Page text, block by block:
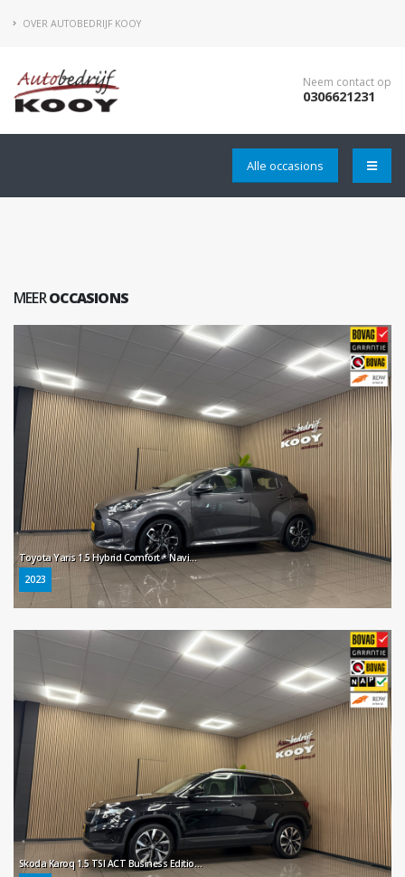
OVER AUTOBEDRIJF KOOY
Neem contact op
0306621231
Alle occasions
MEEROCCASIONS
Toyota Yaris 1.5 Hybrid Comfort * Navigatie / Camera / 17" LM Velgen / Dealer onderhouden *
2023
Skoda Karoq 1.5 TSI ACT Business Edition * Automaat / Carplay / Virtual cockpit / Camera / NL Auto *